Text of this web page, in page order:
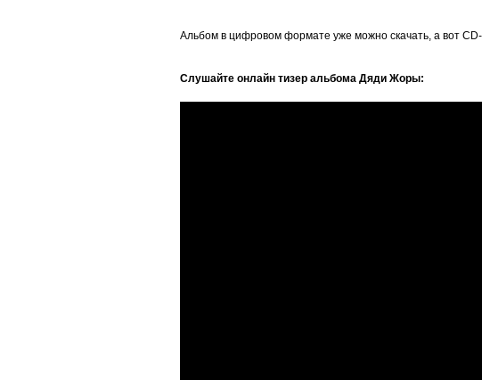
Альбом в цифровом формате уже можно скачать, а вот
Слушайте онлайн тизер альбома Дяди Жоры: